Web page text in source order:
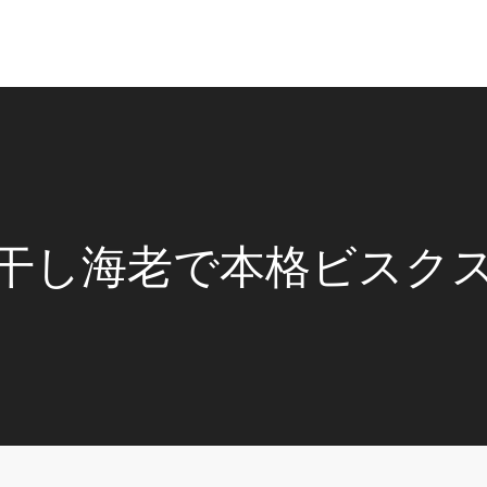
し海老で本格ビスク